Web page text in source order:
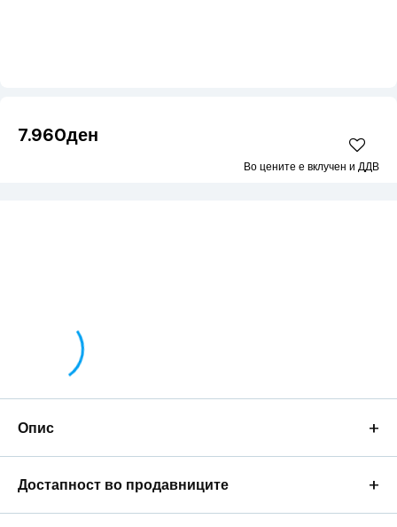
7.960ден
Во цените е вклучен и ДДВ
Опис +
Достапност во продавниците +